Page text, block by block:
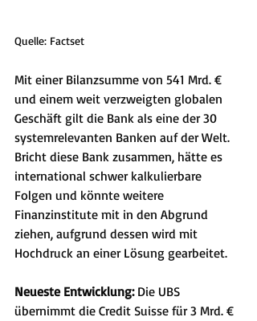
Quelle: Factset
Mit einer Bilanzsumme von 541 Mrd. €
und einem weit verzweigten globalen
Geschäft gilt die Bank als eine der 30
systemrelevanten Banken auf der Welt.
Bricht diese Bank zusammen, hätte es
international schwer kalkulierbare
Folgen und könnte weitere
Finanzinstitute mit in den Abgrund
ziehen, aufgrund dessen wird mit
Hochdruck an einer Lösung gearbeitet.
Neueste Entwicklung: Die UBS
übernimmt die Credit Suisse für 3 Mrd. €